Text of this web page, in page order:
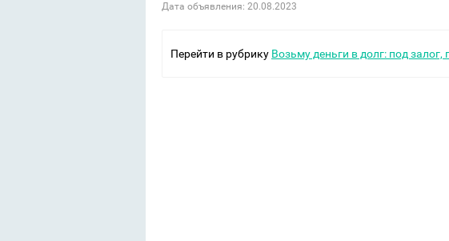
Дата объявления: 20.08.2023
Перейти в рубрику Возьму деньги в долг: под залог,